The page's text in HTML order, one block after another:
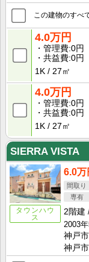
この建物のすべ
4.0万円
管理費 0円
共益費 0円
1K
27㎡
4.0万円
管理費 0円
共益費 0円
1K
27㎡
SIERRA VISTA
タウンハウ
ス
6.0万
2階建
2003年
神戸
神戸